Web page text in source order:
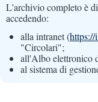
L'archivio completo è
accedendo:
alla intranet (https://
"Circolari";
all'Albo elettronico
al sistema di